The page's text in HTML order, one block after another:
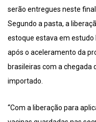
serão entregues neste
Segundo a pasta, a
estoque estava em
após o aceleramento da
brasileiras com a chegada
importado.
“Com a liberação para